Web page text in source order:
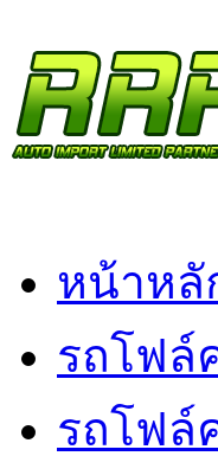
หน้าหลั
รถโฟล์
รถโฟล์